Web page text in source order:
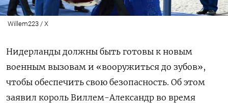
Willem223 / X
Нидерланды должны быть готовы к новым
военным вызовам и «вооружиться до зубов»,
чтобы обеспечить свою безопасность. Об этом
заявил король Виллем-Александр во время